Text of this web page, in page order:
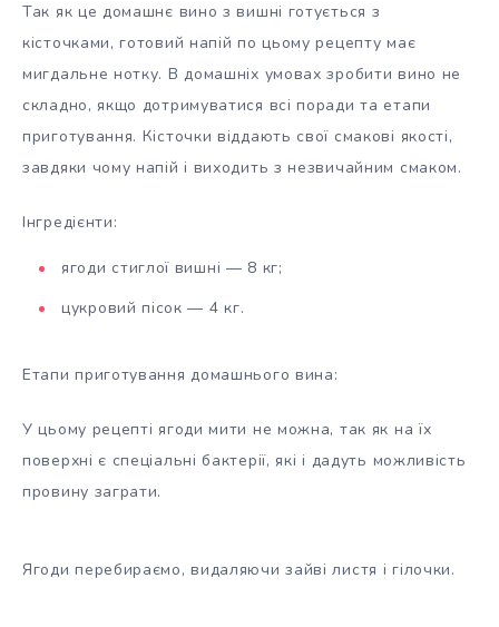
Так як це домашнє вино з вишні готується з
кісточками, готовий напій по цьому рецепту має
мигдальне нотку. В домашніх умовах зробити вино не
складно, якщо дотримуватися всі поради та етапи
приготування. Кісточки віддають свої смакові якості,
завдяки чому напій і виходить з незвичайним смаком.
Інгредієнти:
ягоди стиглої вишні — 8 кг;
цукровий пісок — 4 кг.
Етапи приготування домашнього вина:
У цьому рецепті ягоди мити не можна, так як на їх
поверхні є спеціальні бактерії, які і дадуть можливість
провину заграти.
Ягоди перебираємо, видаляючи зайві листя і гілочки.